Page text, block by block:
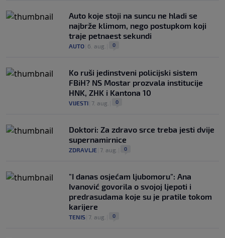
Auto koje stoji na suncu ne hladi se
najbrže klimom, nego postupkom koji
traje petnaest sekundi
AUTO 6. aug. 0
Ko ruši jedinstveni policijski sistem
FBiH? NS Mostar prozvala institucije
HNK, ZHK i Kantona 10
VIJESTI 7. aug. 0
Doktori: Za zdravo srce treba jesti dvije
supernamirnice
ZDRAVLJE 7. aug. 0
"I danas osjećam ljubomoru": Ana
Ivanović govorila o svojoj ljepoti i
predrasudama koje su je pratile tokom
karijere
TENIS 7. aug. 0